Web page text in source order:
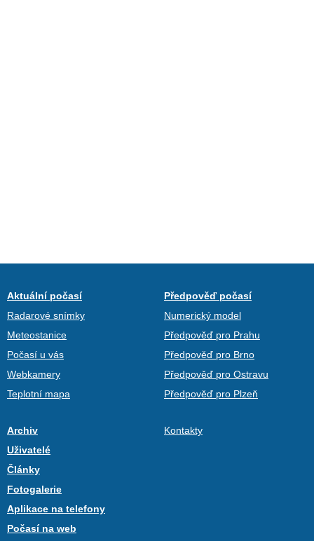
Aktuální počasí
Radarové snímky
Meteostanice
Počasí u vás
Webkamery
Teplotní mapa
Předpověď počasí
Numerický model
Předpověď pro Prahu
Předpověď pro Brno
Předpověď pro Ostravu
Předpověď pro Plzeň
Archiv
Uživatelé
Články
Fotogalerie
Aplikace na telefony
Počasí na web
Kontakty